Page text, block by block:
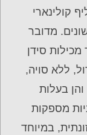
קולינארי
מדובר
סידן
ללא סויה,
בעלות
מספקות
במיוחד